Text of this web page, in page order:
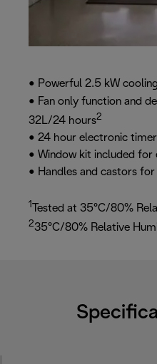
• Powerful 2.5 kW
• Fan only function and
32L/24 hours2
• 24 hour electronic
• Window kit included for
• Handles and castors
1 Tested at 35°C/80%
235°C/80% Relative